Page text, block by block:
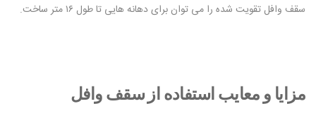
سقف وافل تقویت شده را می توان برای دهانه هایی تا طول ۱۶ متر ساخت.
مزایا و معایب استفاده از سقف وافل